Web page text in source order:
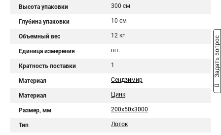
Высота упаковки 300 см
Глубина упаковки 10 см
Объемный вес 12 кг
Единица измерения шт.
Кратность поставки 1
Материал Сендзимир
Материал Цинк
Размер, мм 200х50х3000
Тип Лоток
Задать вопрос